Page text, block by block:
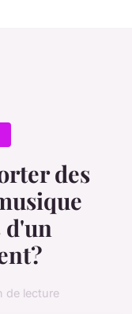
des
d'un
de lecture